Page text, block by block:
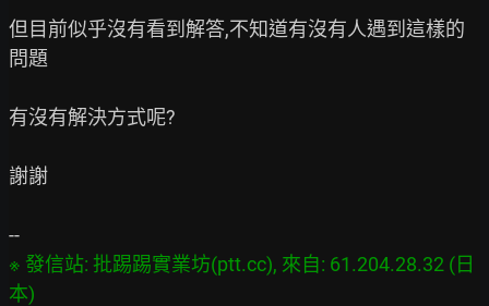
但目前似乎沒有看到解答,不知道有沒有人遇到這樣的
問題
有沒有解決方式呢?
謝謝
※ 發信站: 批踢踢實業坊(ptt.cc), 來自: 61.204.28.32 (日
本)